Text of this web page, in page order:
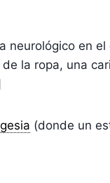
neurológico en
la ropa, una
(donde un